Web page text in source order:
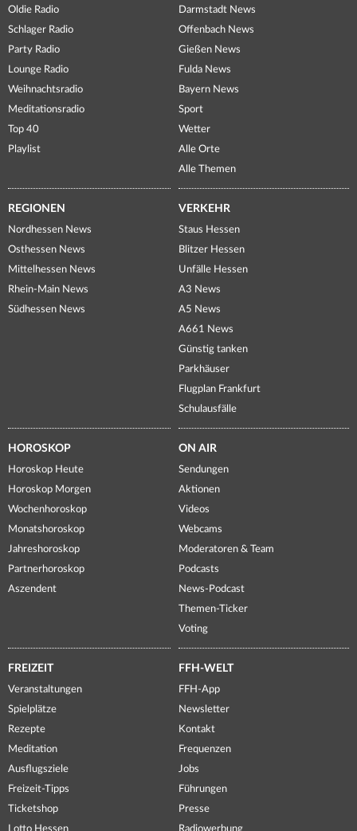
Oldie Radio
Schlager Radio
Party Radio
Lounge Radio
Weihnachtsradio
Meditationsradio
Top 40
Playlist
Darmstadt News
Offenbach News
Gießen News
Fulda News
Bayern News
Sport
Wetter
Alle Orte
Alle Themen
REGIONEN
Nordhessen News
Osthessen News
Mittelhessen News
Rhein-Main News
Südhessen News
VERKEHR
Staus Hessen
Blitzer Hessen
Unfälle Hessen
A3 News
A5 News
A661 News
Günstig tanken
Parkhäuser
Flugplan Frankfurt
Schulausfälle
HOROSKOP
Horoskop Heute
Horoskop Morgen
Wochenhoroskop
Monatshoroskop
Jahreshoroskop
Partnerhoroskop
Aszendent
ON AIR
Sendungen
Aktionen
Videos
Webcams
Moderatoren & Team
Podcasts
News-Podcast
Themen-Ticker
Voting
FREIZEIT
Veranstaltungen
Spielplätze
Rezepte
Meditation
Ausflugsziele
Freizeit-Tipps
Ticketshop
Lotto Hessen
FFH-WELT
FFH-App
Newsletter
Kontakt
Frequenzen
Jobs
Führungen
Presse
Radiowerbung